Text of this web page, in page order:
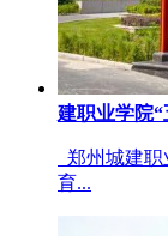
建职业学院
郑州城建
育...